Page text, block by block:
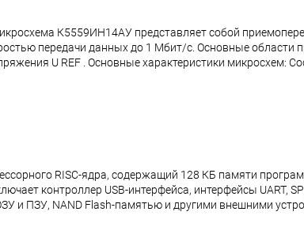
К5559ИН14АУ представляет собой
передачи данных до 1 Мбит/с. Основные
U REF . Основные характеристики микросхем:
RISC-ядра, содержащий 128 КБ памяти
контроллер USB-интерфейса, интерфейсы UART,
и ПЗУ, NAND Flash-памятью и другими внешними